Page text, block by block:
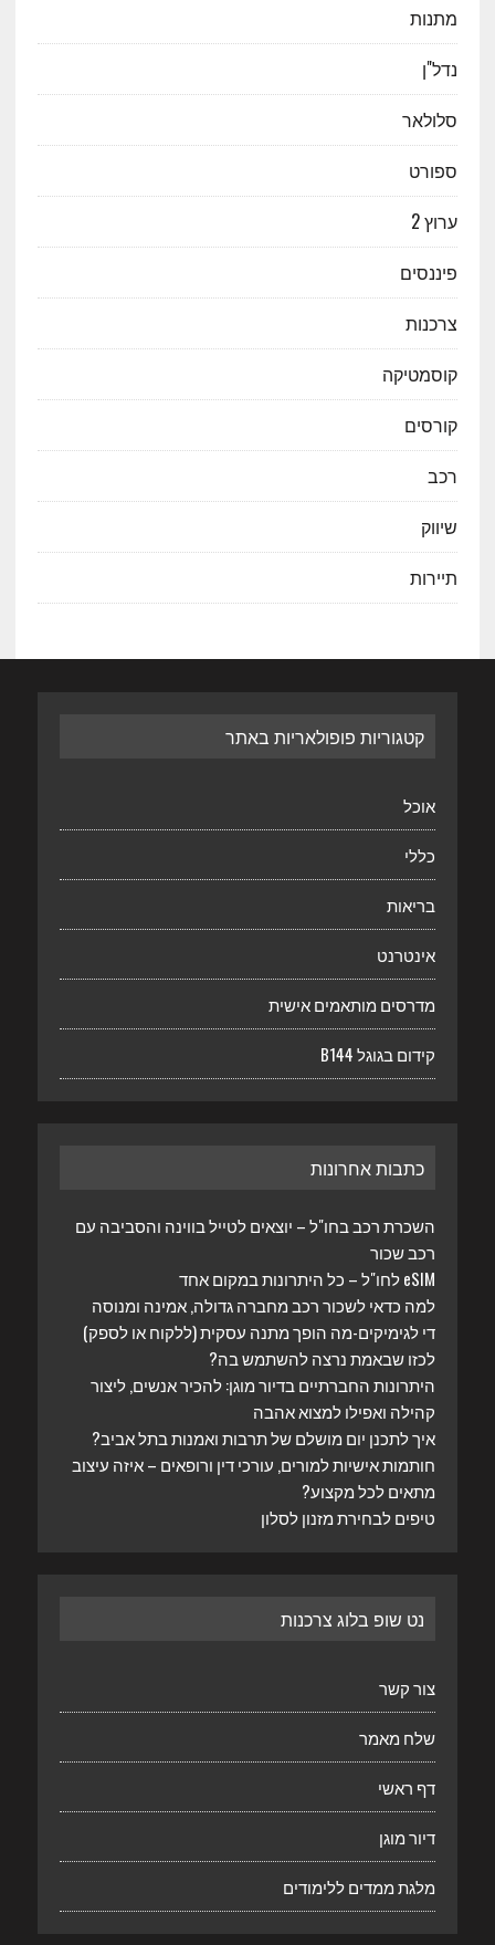
מתנות
נדל"ן
סלולאר
ספורט
ערוץ 2
פיננסים
צרכנות
קוסמטיקה
קורסים
רכב
שיווק
תיירות
קטגוריות פופולאריות באתר
אוכל
כללי
בריאות
אינטרנט
מדרסים מותאמים אישית
קידום בגוגל B144
כתבות אחרונות
השכרת רכב בחו"ל – יוצאים לטייל בווינה והסביבה עם
רכב שכור
eSIM לחו"ל – כל היתרונות במקום אחד
למה כדאי לשכור רכב מחברה גדולה, אמינה ומנוסה
די לגימיקים-מה הופך מתנה עסקית (ללקוח או לספק)
לכזו שבאמת נרצה להשתמש בה?
היתרונות החברתיים בדיור מוגן: להכיר אנשים, ליצור
קהילה ואפילו למצוא אהבה
איך לתכנן יום מושלם של תרבות ואמנות בתל אביב?
חותמות אישיות למורים, עורכי דין ורופאים – איזה עיצוב
מתאים לכל מקצוע?
טיפים לבחירת מזנון לסלון
נט שופ בלוג צרכנות
צור קשר
שלח מאמר
דף ראשי
דיור מוגן
מלגת ממדים ללימודים